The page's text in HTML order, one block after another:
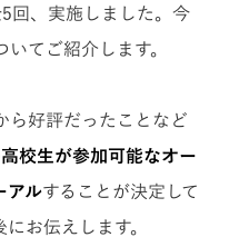
回、実施しました。今
てご紹介します。
ら好評だったことなど
校生が参加可能なオー
アルすることが決定して
お伝えします。